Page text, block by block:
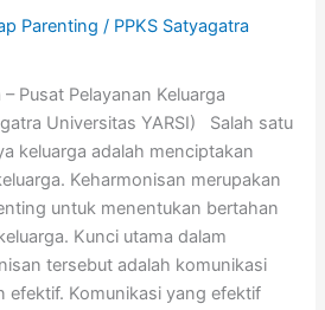
Parenting / PPKS Satyagatra
Pusat Pelayanan Keluarga
Universitas YARSI) Salah satu
keluarga adalah menciptakan
Keharmonisan merupakan
untuk menentukan bertahan
Kunci utama dalam
tersebut adalah komunikasi
efektif. Komunikasi yang efektif